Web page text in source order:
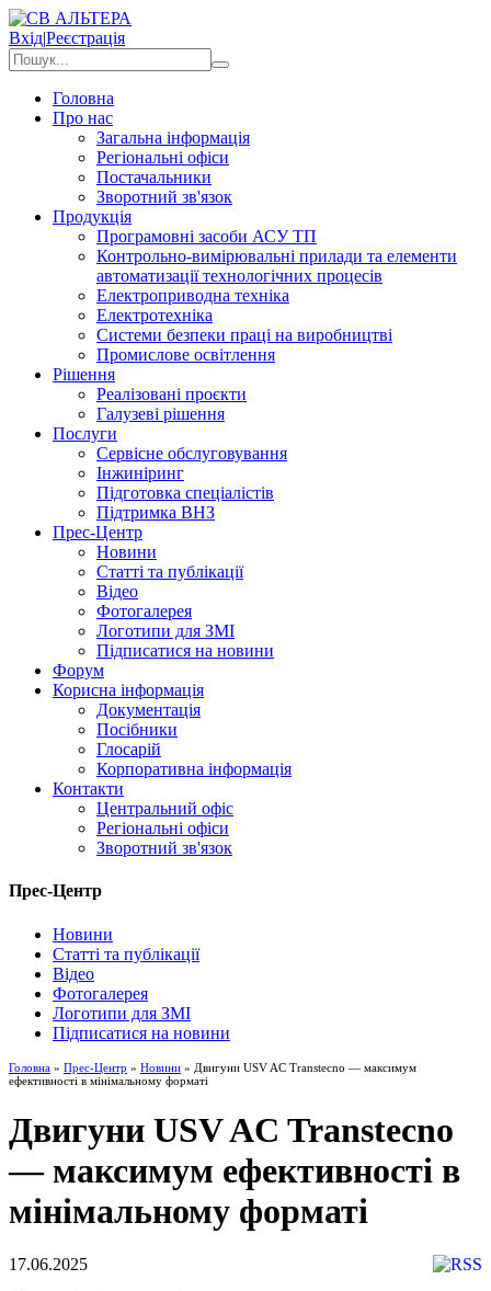
Вхід|Реєстрація
Головна
Про нас
Загальна інформація
Регіональні офіси
Постачальники
Зворотний зв'язок
Продукція
Програмовні засоби АСУ ТП
Контрольно-вимірювальні прилади та елементи
автоматизації технологічних процесів
Електроприводна техніка
Електротехніка
Системи безпеки праці на виробництві
Промислове освітлення
Рішення
Реалізовані проєкти
Галузеві рішення
Послуги
Сервісне обслуговування
Інжиніринг
Підготовка спеціалістів
Підтримка ВНЗ
Прес-Центр
Новини
Статті та публікації
Відео
Фотогалерея
Логотипи для ЗМІ
Підписатися на новини
Форум
Корисна інформація
Документація
Посібники
Глосарій
Корпоративна інформація
Контакти
Центральний офіс
Регіональні офіси
Зворотний зв'язок
Прес-Центр
Новини
Статті та публікації
Відео
Фотогалерея
Логотипи для ЗМІ
Підписатися на новини
Головна » Прес-Центр » Новини » Двигуни USV AC Transtecno — максимум
ефективності в мінімальному форматі
Двигуни USV AC Transtecno
— максимум ефективності в
мінімальному форматі
17.06.2025